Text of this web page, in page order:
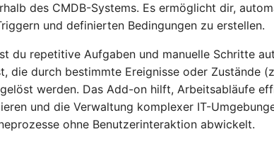
des CMDB-Systems. Es ermöglicht dir,
und definierten Bedingungen zu erstellen.
du repetitive Aufgaben und manuelle Schritte
die durch bestimmte Ereignisse oder Zustände
werden. Das Add-on hilft, Arbeitsabläufe
und die Verwaltung komplexer IT-
ohne Benutzerinteraktion abwickelt.